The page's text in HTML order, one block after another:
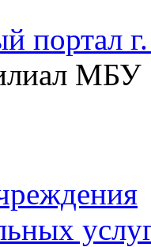
портал
МБУ